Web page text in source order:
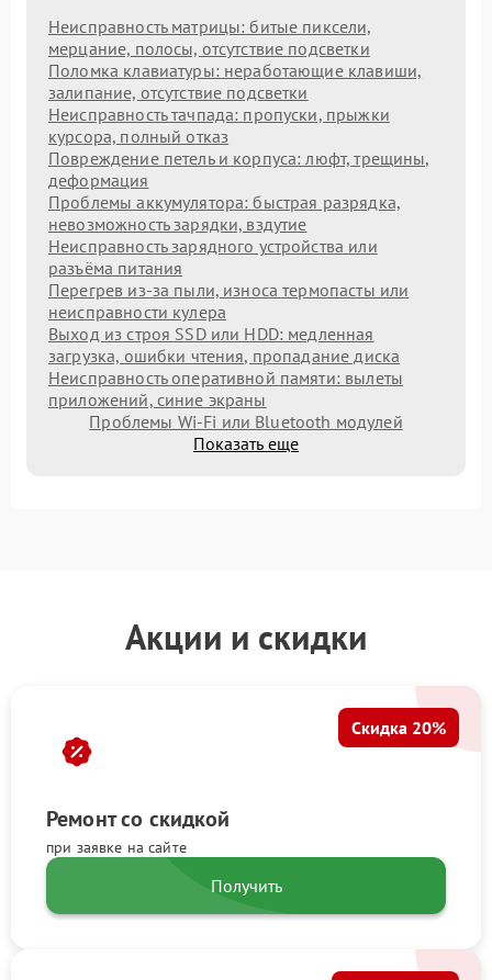
Неисправность матрицы: битые пиксели,
мерцание, полосы, отсутствие подсветки
Поломка клавиатуры: неработающие клавиши,
залипание, отсутствие подсветки
Неисправность тачпада: пропуски, прыжки
курсора, полный отказ
Повреждение петель и корпуса: люфт, трещины,
деформация
Проблемы аккумулятора: быстрая разрядка,
невозможность зарядки, вздутие
Неисправность зарядного устройства или
разъёма питания
Перегрев из‑за пыли, износа термопасты или
неисправности кулера
Выход из строя SSD или HDD: медленная
загрузка, ошибки чтения, пропадание диска
Неисправность оперативной памяти: вылеты
приложений, синие экраны
Проблемы Wi‑Fi или Bluetooth модулей
Показать еще
Акции и скидки
Ремонт со скидкой
при заявке на сайте
Скидка 20%
Получить